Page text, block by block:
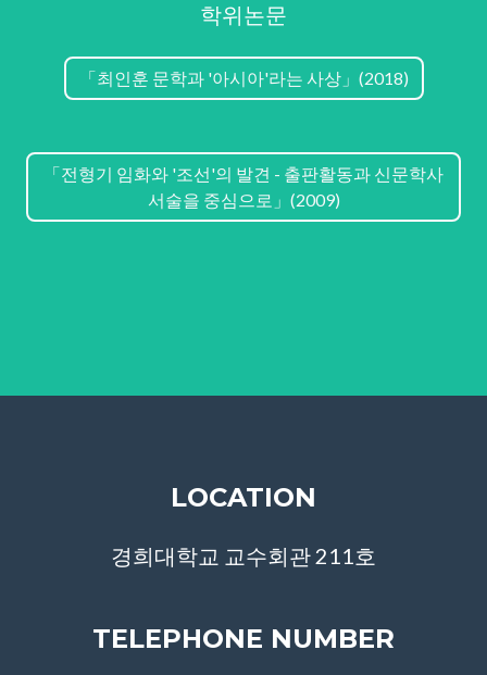
학위논문
「최인훈 문학과 '아시아'라는 사상」(2018)
「전형기 임화와 '조선'의 발견 - 출판활동과 신문학사
서술을 중심으로」(2009)
LOCATION
경희대학교 교수회관 211호
TELEPHONE NUMBER